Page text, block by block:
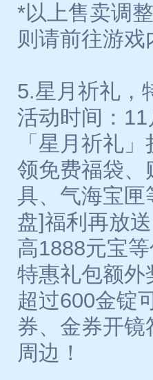
*以上售卖调
则请前往游戏
5.星月祈礼，
活动时间：
「星月祈礼
领免费福袋、
具、气海宝
盘]福利再放
高1888元宝等
特惠礼包额外
超过600金锭
券、金券开
周边！